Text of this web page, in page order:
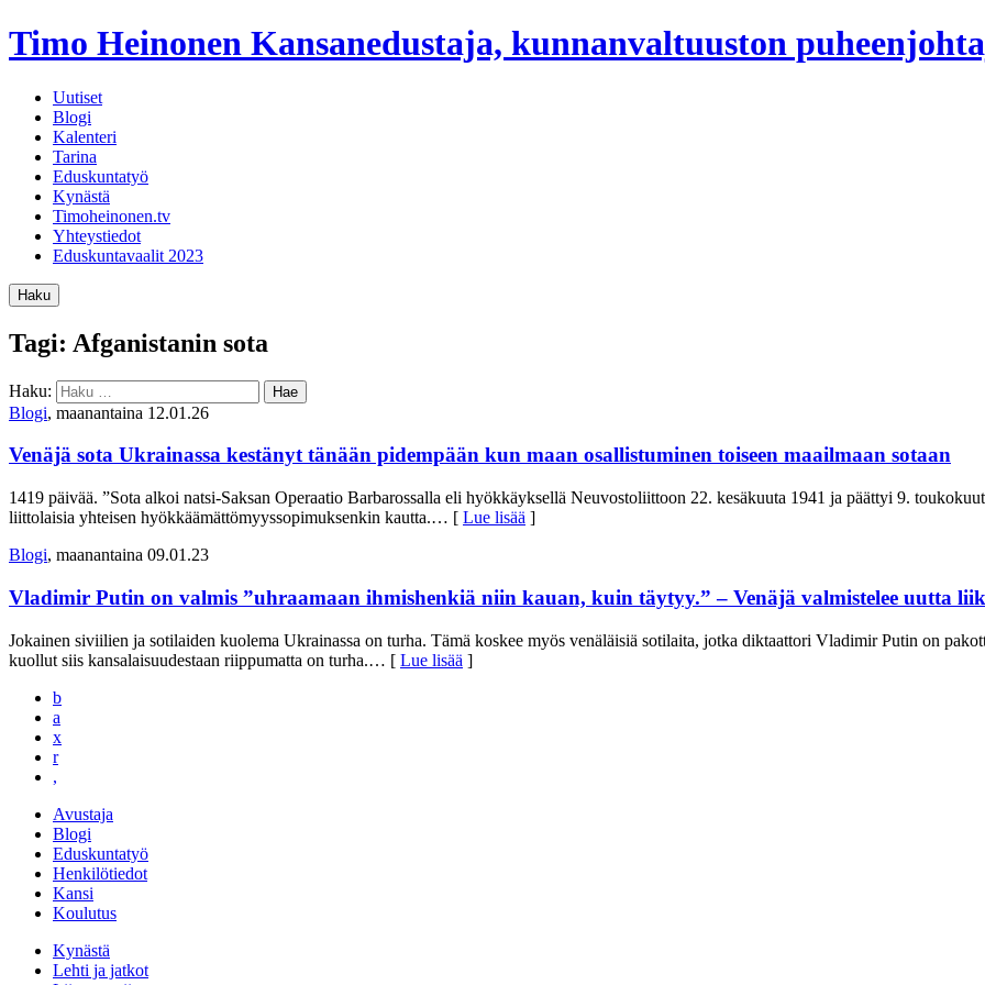
Timo Heinonen Kansanedustaja, kunnanvaltuuston
Uutiset
Blogi
Kalenteri
Tarina
Eduskuntatyö
Kynästä
Timoheinonen.tv
Yhteystiedot
Eduskuntavaalit 2023
Haku
Tagi: Afganistanin sota
Haku:
Blogi, maanantaina 12.01.26
Venäjä sota Ukrainassa kestänyt tänään pidempään kun maan osallistuminen toiseen maailmaan sotaan
1419 päivää. ”Sota alkoi natsi-Saksan Operaatio Barbarossalla eli hyökkäyksellä Neuvostoliittoon 22. kesäkuuta 1941 ja päättyi 9.
liittolaisia yhteisen hyökkäämättömyyssopimuksenkin kautta.… [ Lue lisää ]
Blogi, maanantaina 09.01.23
Vladimir Putin on valmis ”uhraamaan ihmishenkiä niin kauan, kuin täytyy.” – Venäjä valmistelee uutta
Jokainen siviilien ja sotilaiden kuolema Ukrainassa on turha. Tämä koskee myös venäläisiä sotilaita, jotka diktaattori Vladimir Putin on
kuollut siis kansalaisuudestaan riippumatta on turha.… [ Lue lisää ]
b
a
x
r
,
Avustaja
Blogi
Eduskuntatyö
Henkilötiedot
Kansi
Koulutus
Kynästä
Lehti ja jatkot